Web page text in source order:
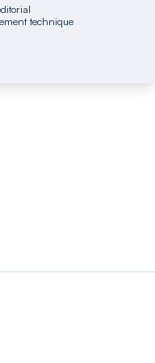
technique